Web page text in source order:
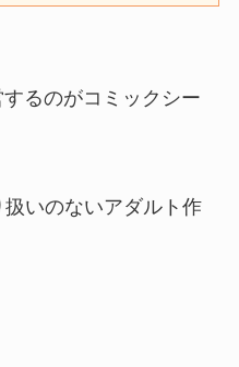
るのがコミックシー
いのないアダルト作